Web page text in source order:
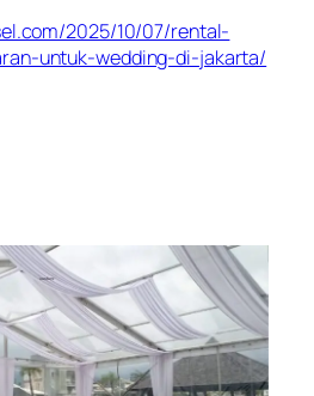
2025/10/07/rental-
untuk-wedding-di-jakarta/